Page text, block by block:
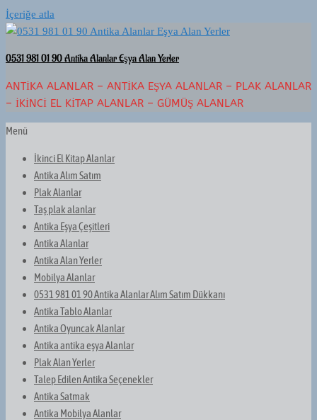
İçeriğe atla
0531 981 01 90 Antika Alanlar Eşya Alan Yerler
ANTIKA ALANLAR – ANTIKA EŞYA ALANLAR – PLAK ALANLAR
– İKINCI EL KITAP ALANLAR – GÜMÜŞ ALANLAR
Menü
İkinci El Kitap Alanlar
Antika Alım Satım
Plak Alanlar
Taş plak alanlar
Antika Eşya Çeşitleri
Antika Alanlar
Antika Alan Yerler
Mobilya Alanlar
0531 981 01 90 Antika Alanlar Alım Satım Dükkanı
Antika Tablo Alanlar
Antika Oyuncak Alanlar
Antika antika eşya Alanlar
Plak Alan Yerler
Talep Edilen Antika Seçenekler
Antika Satmak
Antika Mobilya Alanlar